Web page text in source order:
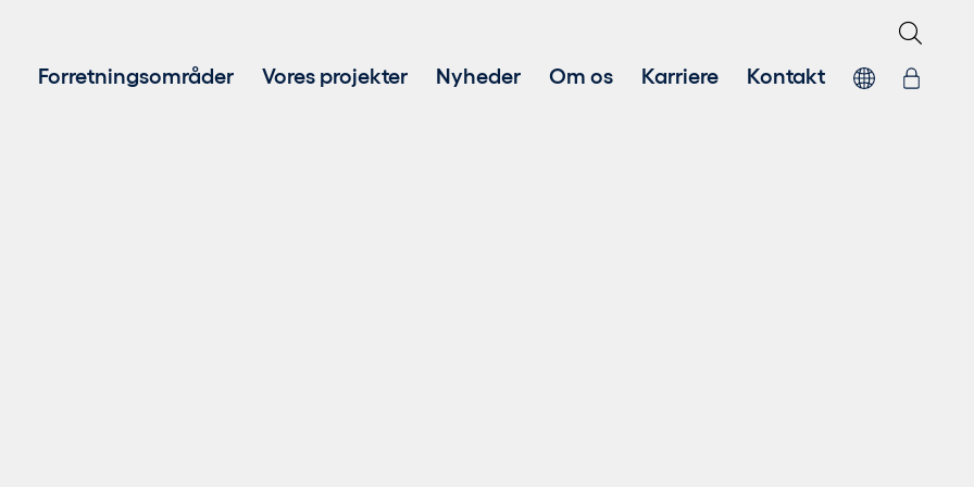
Forretningsområder Vores projekter Nyheder Om os Karriere Kontakt